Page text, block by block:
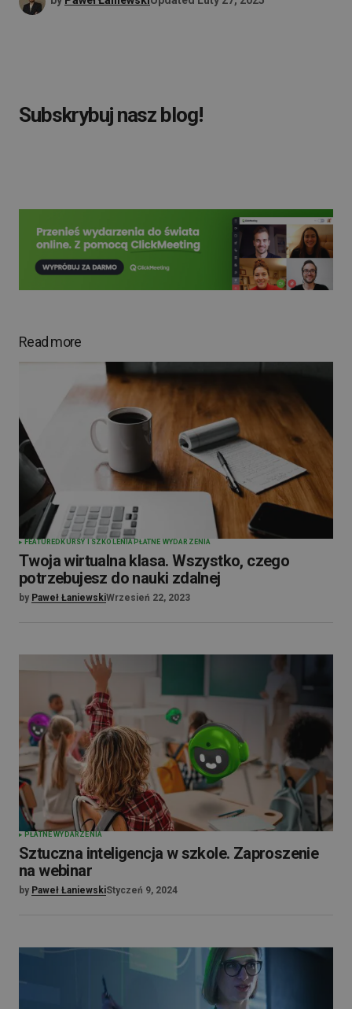
Subskrybuj nasz blog!
Read more
FEATURED KURSY I SZKOLENIA PŁATNE WYDARZENIA
Twoja wirtualna klasa. Wszystko, czego
potrzebujesz do nauki zdalnej
by Paweł ŁaniewskiWrzesień 22, 2023
PŁATNE WYDARZENIA
Sztuczna inteligencja w szkole. Zaproszenie
na webinar
by Paweł ŁaniewskiStyczeń 9, 2024